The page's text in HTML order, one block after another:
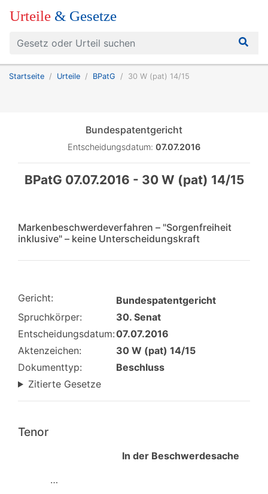
Urteile & Gesetze
Startseite Urteile BPatG 30 W (pat) 14/15
Bundespatentgericht
Entscheidungsdatum: 07.07.2016
BPatG 07.07.2016 - 30 W (pat) 14/15
Markenbeschwerdeverfahren – "Sorgenfreiheit
inklusive" – keine Unterscheidungskraft
Gericht:
Bundespatentgericht
Spruchkörper:
30. Senat
Entscheidungsdatum:07.07.2016
Aktenzeichen:
30 W (pat) 14/15
Dokumenttyp:
Beschluss
Zitierte Gesetze
Tenor
In der Beschwerdesache
…